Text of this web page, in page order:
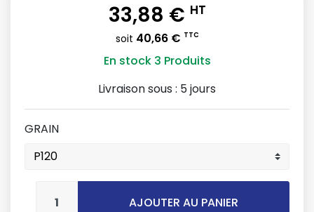
33,88 € HT
soit 40,66 € TTC
En stock 3 Produits
Livraison sous : 5 jours
GRAIN
AJOUTER AU PANIER